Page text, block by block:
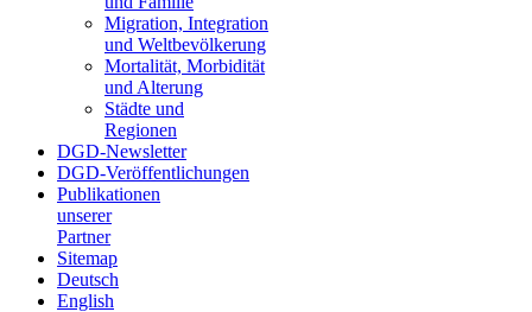
Migration, Integration
und Weltbevölkerung
Mortalität, Morbidität
und Alterung
Städte und
Regionen
DGD-Newsletter
DGD-Veröffentlichungen
Publikationen
unserer
Partner
Sitemap
Deutsch
English